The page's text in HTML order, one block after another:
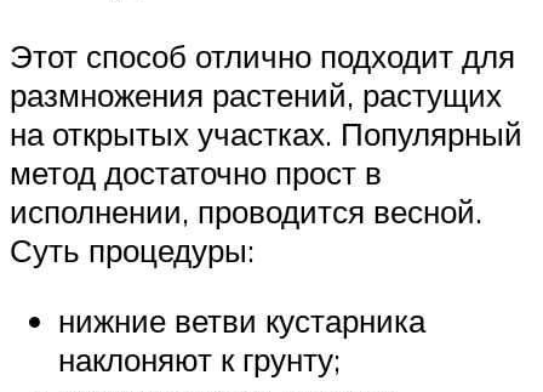
Этот способ отлично подходит для
размножения растений, растущих
на открытых участках. Популярный
метод достаточно прост в
исполнении, проводится весной.
Суть процедуры:
нижние ветви кустарника
наклоняют к грунту;